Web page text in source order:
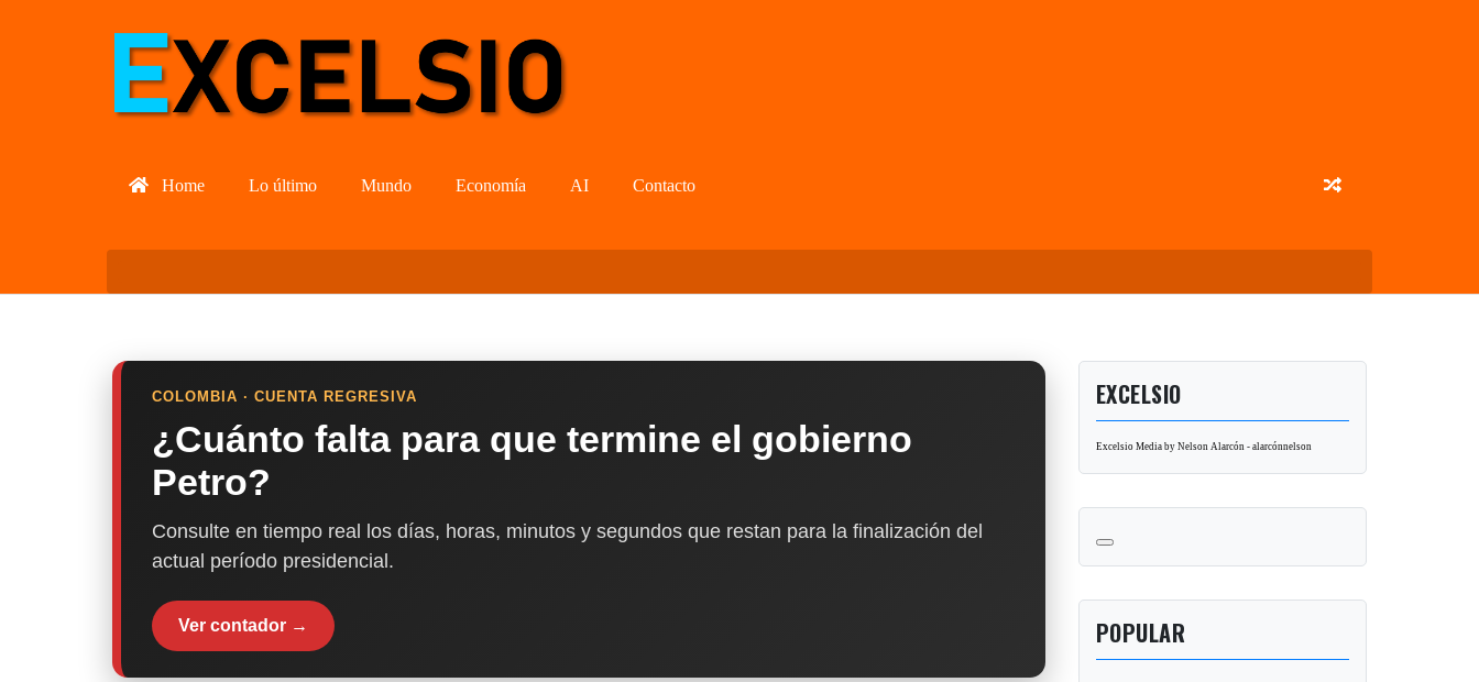
Home Lo último Mundo Economía AI Contacto
COLOMBIA · CUENTA REGRESIVA
¿Cuánto falta para que termine el gobierno
Petro?
Consulte en tiempo real los días, horas, minutos y segundos que restan para la finalización del
actual período presidencial.
Ver contador →
EXCELSIO
Excelsio Media by Nelson Alarcón - alarcónnelson
POPULAR